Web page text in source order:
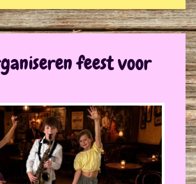
feest voor